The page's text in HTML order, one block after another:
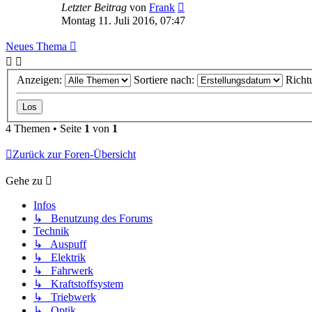
Letzter Beitrag von Frank
Montag 11. Juli 2016, 07:47
Neues Thema
Anzeigen: Sortiere nach:
4 Themen • Seite 1 von 1
Zurück zur Foren-Übersicht
Gehe zu
Infos
↳ Benutzung des Forums
Technik
↳ Auspuff
↳ Elektrik
↳ Fahrwerk
↳ Kraftstoffsystem
↳ Triebwerk